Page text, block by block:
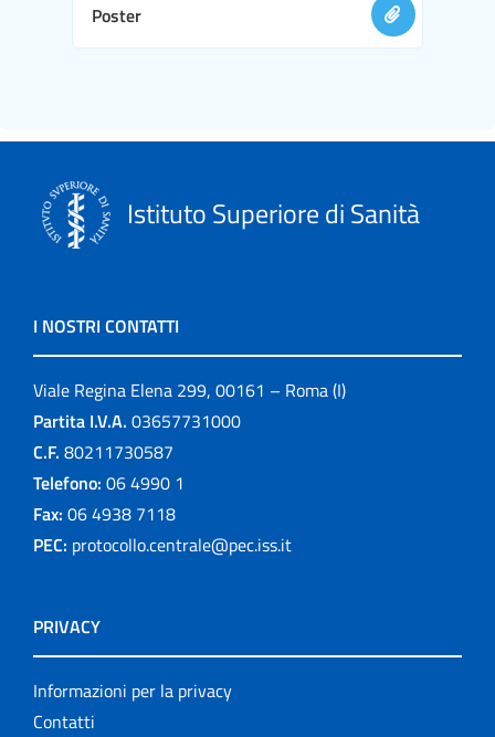
Poster
Istituto Superiore di Sanità
I NOSTRI CONTATTI
Viale Regina Elena 299, 00161 – Roma (I)
Partita I.V.A. 03657731000
C.F. 80211730587
Telefono: 06 4990 1
Fax: 06 4938 7118
PEC: protocollo.centrale@pec.iss.it
PRIVACY
Informazioni per la privacy
Contatti